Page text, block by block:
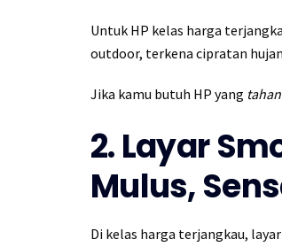
Untuk HP kelas harga
outdoor, terkena cipratan
Jika kamu butuh HP yang
2. Layar
Mulus,
Di kelas harga terjangkau,